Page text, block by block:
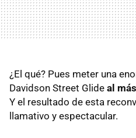
¿El qué? Pues meter una
Davidson Street Glide al
Y el resultado de esta
llamativo y espectacular.